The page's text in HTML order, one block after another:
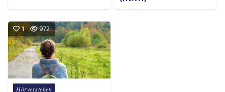
1 972
Posted in
Hörverstehen